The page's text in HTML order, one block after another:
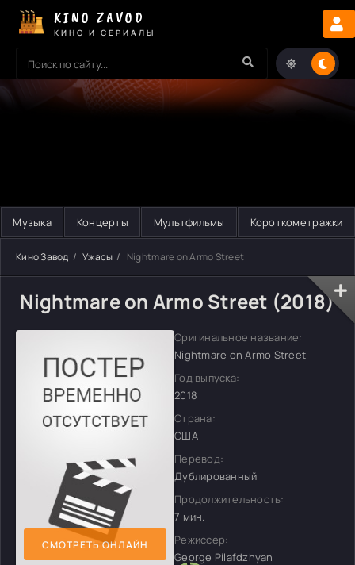
KINO ZAVOD
КИНО И СЕРИАЛЫ
Музыка Концерты Мультфильмы Короткометражки
Кино Завод Ужасы Nightmare on Armo Street
Nightmare on Armo Street (2018)
СМОТРЕТЬ ОНЛАЙН
Оригинальное название:
Nightmare on Armo Street
Год выпуска:
2018
Страна:
США
Перевод:
Дублированный
Продолжительность:
7 мин.
Режиссер:
George Pilafdzhyan